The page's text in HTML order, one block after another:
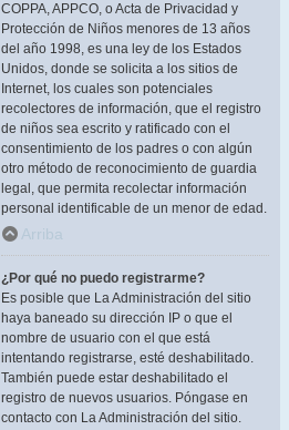
COPPA, APPCO, o Acta de Privacidad y
Protección de Niños menores de 13 años
del año 1998, es una ley de los Estados
Unidos, donde se solicita a los sitios de
Internet, los cuales son potenciales
recolectores de información, que el registro
de niños sea escrito y ratificado con el
consentimiento de los padres o con algún
otro método de reconocimiento de guardia
legal, que permita recolectar información
personal identificable de un menor de edad.
Arriba
¿Por qué no puedo registrarme?
Es posible que La Administración del sitio
haya baneado su dirección IP o que el
nombre de usuario con el que está
intentando registrarse, esté deshabilitado.
También puede estar deshabilitado el
registro de nuevos usuarios. Póngase en
contacto con La Administración del sitio.